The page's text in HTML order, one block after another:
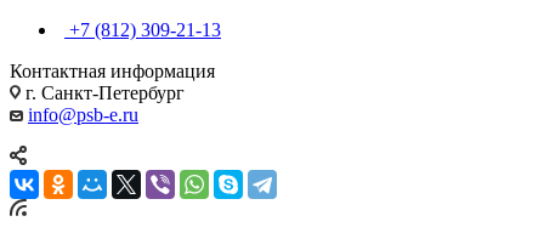
+7 (812) 309-21-13
Контактная информация
г. Санкт-Петербург
info@psb-e.ru